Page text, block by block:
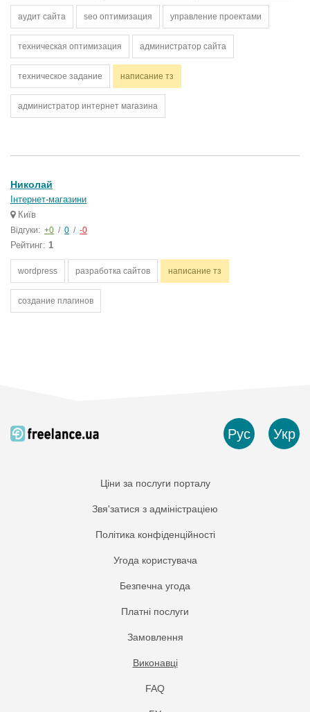
аудит сайта seo оптимизация управление проектами
техническая оптимизация администратор сайта
техническое задание написание тз
администратор интернет магазина
Николай
Інтернет-магазини
Київ
Відгуки: +0 / 0 / -0
Рейтинг: 1
wordpress разработка сайтов написание тз
создание плагинов
Рус Укр
Ціни за послуги порталу
Звя'затися з адміністраціею
Політика конфіденційності
Угода користувача
Безпечна угода
Платнi послуги
Замовлення
Виконавці
FAQ